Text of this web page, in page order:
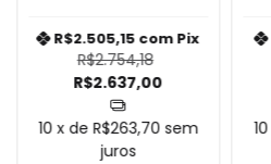
Integrada
R$2.754,18
R$2.637,00
R$2.505,15 comPix
10 x de R$263,70 sem
juros
10